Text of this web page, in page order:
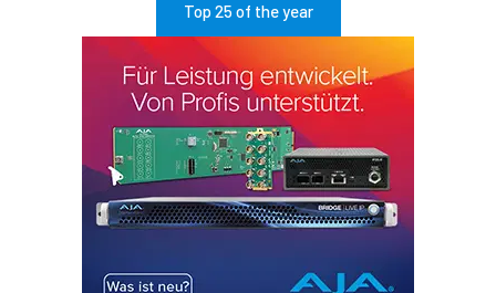
Top 25 of the year